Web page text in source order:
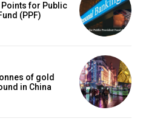
Points for Public
(PPF)
of gold
in China